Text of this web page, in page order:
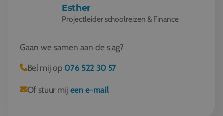
Esther
Projectleider schoolreizen & Finance
Gaan we samen aan de slag?
Bel mij op 076 522 30 57
Of stuur mij een e-mail